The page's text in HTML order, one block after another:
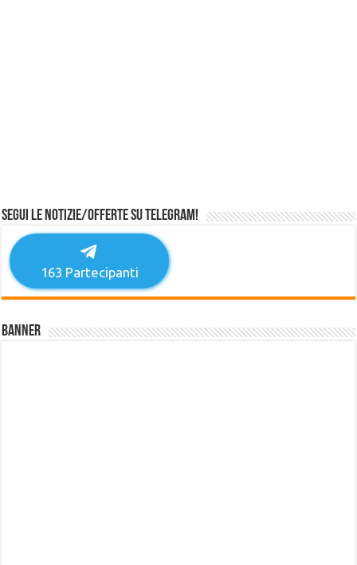
Segui le notizie/offerte su Telegram!
163 Partecipanti
Banner